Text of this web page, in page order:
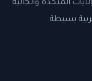
المتحدة والجالية
بسيطة.